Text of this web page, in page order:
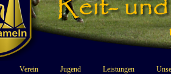
Verein Jugend Leistungen